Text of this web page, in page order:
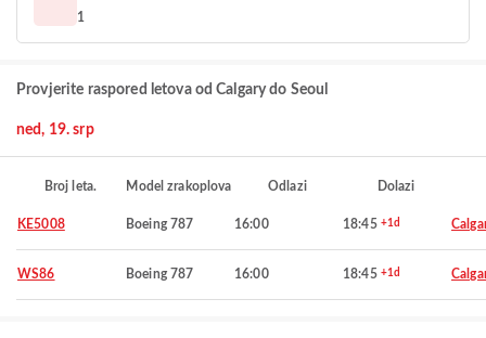
1
Provjerite raspored letova od Calgary do Seoul
ned, 19. srp
Broj leta. Model zrakoplova Odlazi Dolazi
KE5008 Boeing 787 16:00 18:45 +1d
WS86 Boeing 787 16:00 18:45 +1d